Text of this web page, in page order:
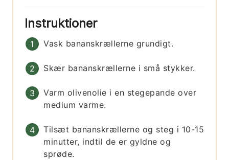
Instruktioner
Vask bananskrællerne grundigt.
Skær bananskrællerne i små stykker.
Varm olivenolie i en stegepande over
medium varme.
Tilsæt bananskrællerne og steg i 10-15
minutter, indtil de er gyldne og
sprøde.